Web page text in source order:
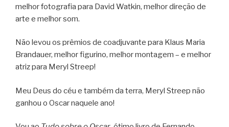
melhor fotografia para David Watkin, melhor direção de
arte e melhor som.
Não levou os prêmios de coadjuvante para Klaus Maria
Brandauer, melhor figurino, melhor montagem – e melhor
atriz para Meryl Streep!
Meu Deus do céu e também da terra, Meryl Streep não
ganhou o Oscar naquele ano!